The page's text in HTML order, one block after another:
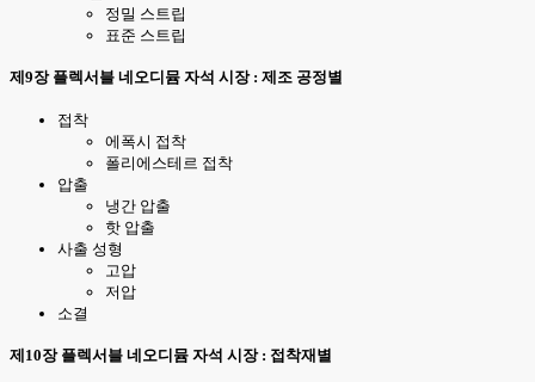
정밀 스트립
표준 스트립
제9장 플렉서블 네오디뮴 자석 시장 : 제조 공정별
접착
에폭시 접착
폴리에스테르 접착
압출
냉간 압출
핫 압출
사출 성형
고압
저압
소결
제10장 플렉서블 네오디뮴 자석 시장 : 접착재별